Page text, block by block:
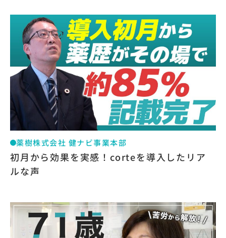
薬樹株式会社 健ナビ事業本部
初月から効果を実感！corteを導入したリア
ルな声